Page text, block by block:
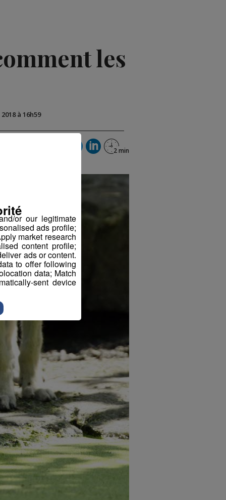
les
à 16h59
or our legitimate
ads profile;
market research
content profile;
ads or content.
to offer following
data; Match
sent device